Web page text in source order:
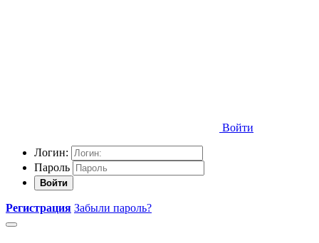
Войти
Логин:
Пароль
Войти
Регистрация Забыли пароль?